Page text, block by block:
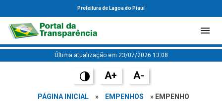
Prefeitura de Lagoa do Piauí
Última atualização em 23/07/2026 13:08
A+ A-
PÁGINA INICIAL » EMPENHOS » EMPENHO